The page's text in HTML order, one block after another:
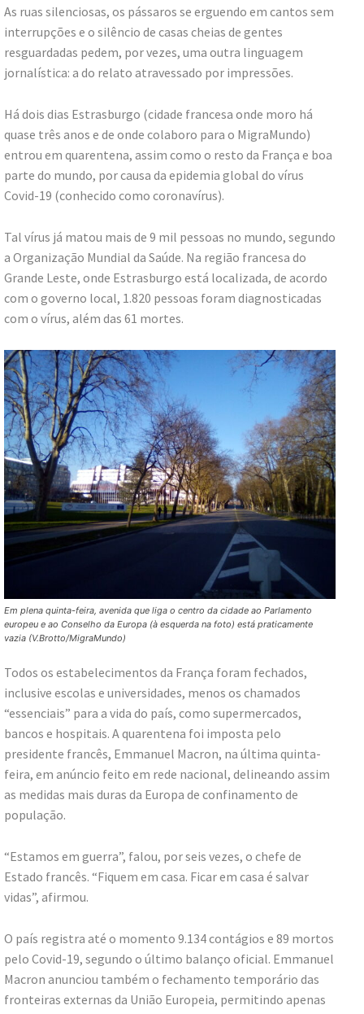
As ruas silenciosas, os pássaros se erguendo em cantos sem
interrupções e o silêncio de casas cheias de gentes
resguardadas pedem, por vezes, uma outra linguagem
jornalística: a do relato atravessado por impressões.
Há dois dias Estrasburgo (cidade francesa onde moro há
quase três anos e de onde colaboro para o MigraMundo)
entrou em quarentena, assim como o resto da França e boa
parte do mundo, por causa da epidemia global do vírus
Covid-19 (conhecido como coronavírus).
Tal vírus já matou mais de 9 mil pessoas no mundo, segundo
a Organização Mundial da Saúde. Na região francesa do
Grande Leste, onde Estrasburgo está localizada, de acordo
com o governo local, 1.820 pessoas foram diagnosticadas
com o vírus, além das 61 mortes.
Em plena quinta-feira, avenida que liga o centro da cidade ao Parlamento
europeu e ao Conselho da Europa (à esquerda na foto) está praticamente
vazia (V.Brotto/MigraMundo)
Todos os estabelecimentos da França foram fechados,
inclusive escolas e universidades, menos os chamados
“essenciais” para a vida do país, como supermercados,
bancos e hospitais. A quarentena foi imposta pelo
presidente francês, Emmanuel Macron, na última quinta-
feira, em anúncio feito em rede nacional, delineando assim
as medidas mais duras da Europa de confinamento de
população.
“Estamos em guerra”, falou, por seis vezes, o chefe de
Estado francês. “Fiquem em casa. Ficar em casa é salvar
vidas”, afirmou.
O país registra até o momento 9.134 contágios e 89 mortos
pelo Covid-19, segundo o último balanço oficial. Emmanuel
Macron anunciou também o fechamento temporário das
fronteiras externas da União Europeia, permitindo apenas